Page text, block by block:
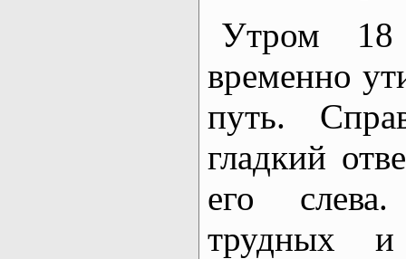
Утром 18
временно
путь.
гладкий
его
трудных и